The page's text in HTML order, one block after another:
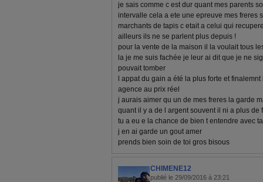
je sais comme c est dur quant mes parents
intervalle cela a ete une epreuve mes freres
marchants de tapis c etait a celui qui
ailleurs ils ne se parlent plus depuis !
pour la vente de la maison il la voulait tous
la je me suis fachée je leur ai dit que je ne
pouvait tomber
l appat du gain a été la plus forte et
agence au prix réel
j aurais aimer qu un de mes freres la garde
quant il y a de l argent souvent il ni a plus de
tu a eu e la chance de bien t entendre avec
j en ai garde un gout amer
prends bien soin de toi gros bisous
CHIMENE12
publié le 29/09/2016 à 23:21